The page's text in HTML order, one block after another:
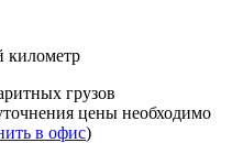
километр
грузов
цены необходимо
в офис)